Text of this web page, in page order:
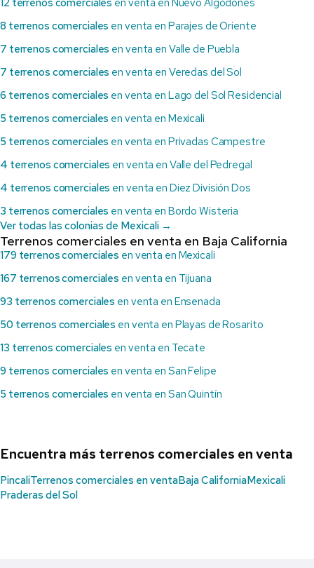
12 terrenos comerciales en venta en Nuevo Algodones
8 terrenos comerciales en venta en Parajes de Oriente
7 terrenos comerciales en venta en Valle de Puebla
7 terrenos comerciales en venta en Veredas del Sol
6 terrenos comerciales en venta en Lago del Sol Residencial
5 terrenos comerciales en venta en Mexicali
5 terrenos comerciales en venta en Privadas Campestre
4 terrenos comerciales en venta en Valle del Pedregal
4 terrenos comerciales en venta en Diez División Dos
3 terrenos comerciales en venta en Bordo Wisteria
Ver todas las colonias de Mexicali →
Terrenos comerciales en venta en Baja California
179 terrenos comerciales en venta en Mexicali
167 terrenos comerciales en venta en Tijuana
93 terrenos comerciales en venta en Ensenada
50 terrenos comerciales en venta en Playas de Rosarito
13 terrenos comerciales en venta en Tecate
9 terrenos comerciales en venta en San Felipe
5 terrenos comerciales en venta en San Quintín
Encuentra más terrenos comerciales en venta
PincaliTerrenos comerciales en ventaBaja CaliforniaMexicali
Praderas del Sol